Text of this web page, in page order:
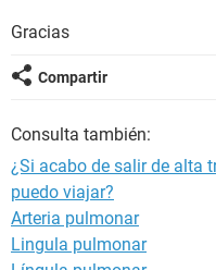
Gracias
Compartir
Consulta también:
¿Si acabo de salir de alta
puedo viajar?
Arteria pulmonar
Lingula pulmonar